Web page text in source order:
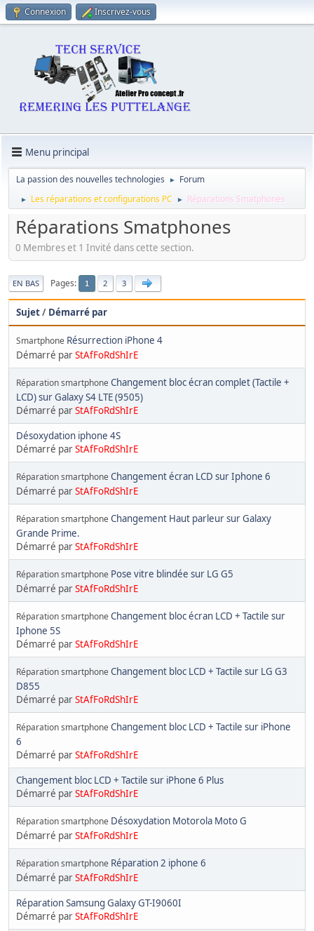
Connexion Inscrivez-vous
Menu principal
La passion des nouvelles technologies ► Forum
► Les réparations et configurations PC ► Réparations Smatphones
Réparations Smatphones
0 Membres et 1 Invité dans cette section.
EN BAS Pages 1 2 3
Sujet/ Démarré par
Smartphone Résurrection iPhone 4
Démarré parStAfFoRdShIrE
Réparation smartphone Changement bloc écran complet (Tactile +
LCD) sur Galaxy S4 LTE (9505)
Démarré parStAfFoRdShIrE
Désoxydation iphone 4S
Démarré parStAfFoRdShIrE
Réparation smartphone Changement écran LCD sur Iphone 6
Démarré parStAfFoRdShIrE
Réparation smartphone Changement Haut parleur sur Galaxy
Grande Prime.
Démarré parStAfFoRdShIrE
Réparation smartphone Pose vitre blindée sur LG G5
Démarré parStAfFoRdShIrE
Réparation smartphone Changement bloc écran LCD + Tactile sur
Iphone 5S
Démarré parStAfFoRdShIrE
Réparation smartphone Changement bloc LCD + Tactile sur LG G3
D855
Démarré parStAfFoRdShIrE
Réparation smartphone Changement bloc LCD + Tactile sur iPhone
6
Démarré parStAfFoRdShIrE
Changement bloc LCD + Tactile sur iPhone 6 Plus
Démarré parStAfFoRdShIrE
Réparation smartphone Désoxydation Motorola Moto G
Démarré parStAfFoRdShIrE
Réparation smartphone Réparation 2 iphone 6
Démarré parStAfFoRdShIrE
Réparation Samsung Galaxy GT-I9060I
Démarré parStAfFoRdShIrE